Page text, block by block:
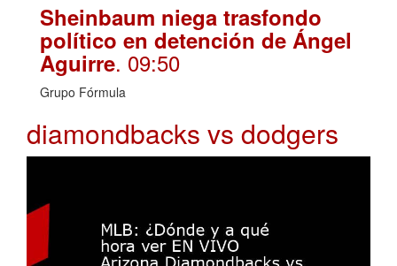
Sheinbaum niega trasfondo
político en detención de Ángel
Aguirre. 09:50
Grupo Fórmula
diamondbacks vs dodgers